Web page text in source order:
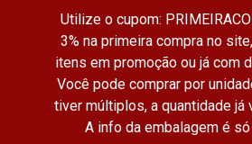
Utilize o cupom:
3% na primeira compra no
itens em promoção ou já com
Você pode comprar por
tiver múltiplos, a quantidade já
A info da embalagem é